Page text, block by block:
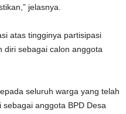
jelasnya.
atas tingginya partisipasi
diri sebagai calon anggota
seluruh warga yang telah
anggota BPD Desa